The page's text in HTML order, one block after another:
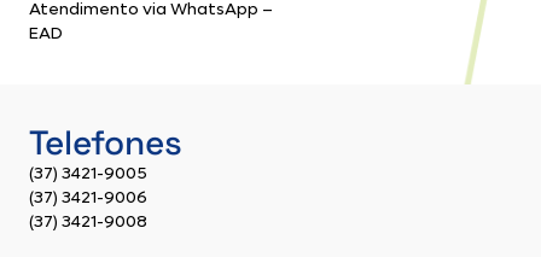
Atendimento via WhatsApp –
EAD
Telefones
(37) 3421-9005
(37) 3421-9006
(37) 3421-9008